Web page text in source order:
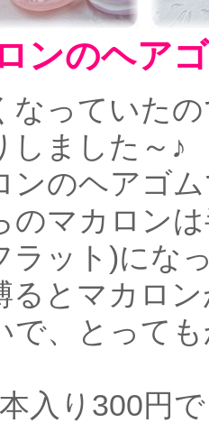
ンのヘア
なっていた
しました～♪
ンのヘアゴム
のマカロン
ラット)にな
るとマカロ
で、とって
入り300円